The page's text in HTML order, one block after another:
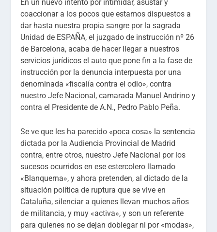
En un nuevo intento por intimidar, asustar y
coaccionar a los pocos que estamos dispuestos a
dar hasta nuestra propia sangre por la sagrada
Unidad de ESPAÑA, el juzgado de instrucción nº 26
de Barcelona, acaba de hacer llegar a nuestros
servicios jurídicos el auto que pone fin a la fase de
instrucción por la denuncia interpuesta por una
denominada «fiscalía contra el odio», contra
nuestro Jefe Nacional, camarada Manuel Andrino y
contra el Presidente de A.N., Pedro Pablo Peña.
Se ve que les ha parecido «poca cosa» la sentencia
dictada por la Audiencia Provincial de Madrid
contra, entre otros, nuestro Jefe Nacional por los
sucesos ocurridos en ese estercolero llamado
«Blanquerna», y ahora pretenden, al dictado de la
situación política de ruptura que se vive en
Cataluña, silenciar a quienes llevan muchos años
de militancia, y muy «activa», y son un referente
para quienes no se dejan doblegar ni por «modas»,